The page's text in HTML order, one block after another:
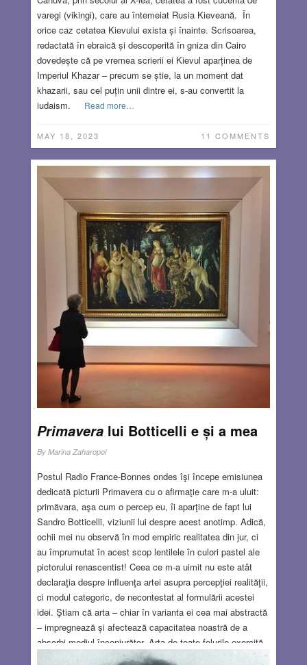
varegi (vikingi), care au întemeiat Rusia Kieveană. În
orice caz cetatea Kievului exista și înainte. Scrisoarea,
redactată în ebraică și descoperită în gniza din Cairo
dovedește că pe vremea scrierii ei Kievul aparținea de
Imperiul Khazar – precum se știe, la un moment dat
khazarii, sau cel puțin unii dintre ei, s-au convertit la
iudaism.
Read more…
MAY 18, 2023 11 COMMENTS
Primaveralui Botticelli e și a mea
By Marina Zaharopol
Postul Radio France-Bonnes ondes îşi începe emisiunea
dedicată picturii Primavera cu o afirmaţie care m-a uluit:
primăvara, aşa cum o percep eu, îi aparţine de fapt lui
Sandro Botticelli, viziunii lui despre acest anotimp. Adică,
ochii mei nu observă în mod empiric realitatea din jur, ci
au împrumutat în acest scop lentilele în culori pastel ale
pictorului renascentist! Ceea ce m-a uimit nu este atât
declaraţia despre influenţa artei asupra percepţiei realităţii,
ci modul categoric, de necontestat al formulării acestei
idei. Ştiam că arta – chiar în varianta ei cea mai abstractă
– impregnează și afectează capacitatea noastră de a
absorbi mediul înconjurător. Arta de toate felurile exercită
o influenţă invizibilă şi transmisibilă, adesea vizând